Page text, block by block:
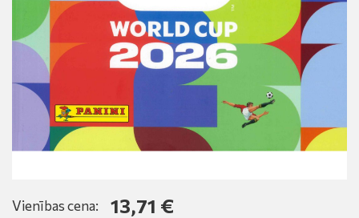
Vienības cena: 13,71 €